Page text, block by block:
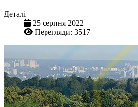
Деталі
25 серпня 2022
Перегляди: 3517